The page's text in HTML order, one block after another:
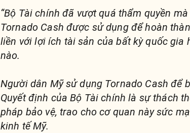
“Bộ Tài chính đã vượt quá thẩm quyền
Tornado Cash được sử dụng để hoàn
liền với lợi ích tài sản của bất kỳ quốc gia
nào.
Người dân Mỹ sử dụng Tornado Cash để
Quyết định của Bộ Tài chính là sự thách
pháp bảo vệ, trao cho cơ quan này sức
kinh tế Mỹ.